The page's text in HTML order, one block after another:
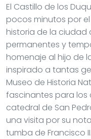
El Castillo de los
pocos minutos por
historia de la ciudad
permanentes y
homenaje al hijo de
inspirado a tantas
Museo de Historia
fascinantes para los
catedral de San
una visita por su
tumba de Francisco II.